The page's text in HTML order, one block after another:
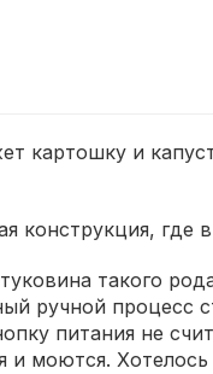
картошку и
конструкция, где
такого
ручной
питания не
и моются.